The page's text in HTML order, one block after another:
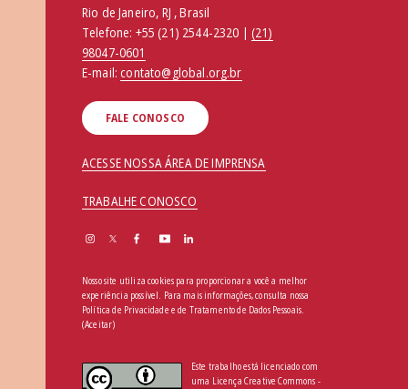
Rio de Janeiro, RJ , Brasil
Telefone: +55 (21) 2544-2320 | (21)
98047-0601
E-mail:contato@global.org.br
FALE CONOSCO
ACESSE NOSSA ÁREA DE IMPRENSA
TRABALHE CONOSCO
Nosso site utiliza cookies para proporcionar a você a melhor
experiência possível. Para mais informações, consulta nossa
Política de Privacidade e de Tratamento de Dados Pessoais
(Aceitar)
Este trabalho está licenciado com
uma Licença Creative Commons -